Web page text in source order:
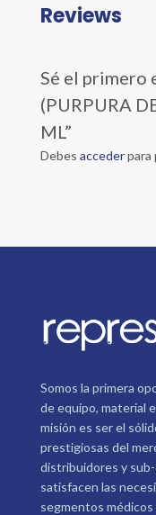
Reviews
Sé el primero
(PURPURA
ML”
Debes accederpara
Somos la primera
de equipo, material
misión es ser el
prestigiosas del
distribuidores y
satisfacen las
segmentos